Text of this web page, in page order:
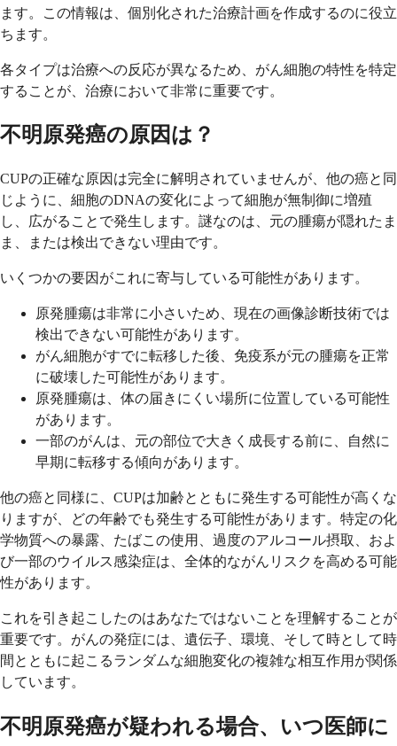
ます。この情報は、個別化された治療計画を作成するのに役立
ちます。
各タイプは治療への反応が異なるため、がん細胞の特性を特定
することが、治療において非常に重要です。
不明原発癌の原因は？
CUPの正確な原因は完全に解明されていませんが、他の癌と同
じように、細胞のDNAの変化によって細胞が無制御に増殖
し、広がることで発生します。謎なのは、元の腫瘍が隠れたま
ま、または検出できない理由です。
いくつかの要因がこれに寄与している可能性があります。
原発腫瘍は非常に小さいため、現在の画像診断技術では
検出できない可能性があります。
がん細胞がすでに転移した後、免疫系が元の腫瘍を正常
に破壊した可能性があります。
原発腫瘍は、体の届きにくい場所に位置している可能性
があります。
一部のがんは、元の部位で大きく成長する前に、自然に
早期に転移する傾向があります。
他の癌と同様に、CUPは加齢とともに発生する可能性が高くな
りますが、どの年齢でも発生する可能性があります。特定の化
学物質への暴露、たばこの使用、過度のアルコール摂取、およ
び一部のウイルス感染症は、全体的ながんリスクを高める可能
性があります。
これを引き起こしたのはあなたではないことを理解することが
重要です。がんの発症には、遺伝子、環境、そして時として時
間とともに起こるランダムな細胞変化の複雑な相互作用が関係
しています。
不明原発癌が疑われる場合、いつ医師に